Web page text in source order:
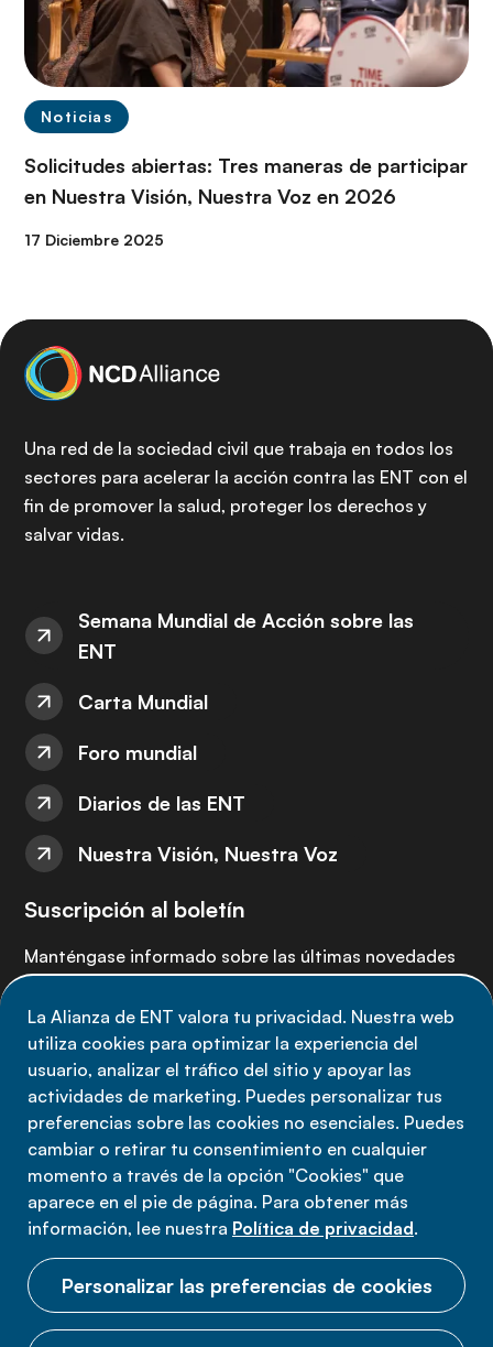
La Alianza de ENT valora tu privacidad. Nuestra web
utiliza cookies para optimizar la experiencia del
usuario, analizar el tráfico del sitio y apoyar las
actividades de marketing. Puedes personalizar tus
preferencias sobre las cookies no esenciales. Puedes
cambiar o retirar tu consentimiento en cualquier
momento a través de la opción "Cookies" que
aparece en el pie de página. Para obtener más
información, lee nuestra Política de privacidad.
Personalizar las preferencias de cookies
Noticias
Solicitudes abiertas: Tres maneras de participar
en Nuestra Visión, Nuestra Voz en 2026
17 Diciembre 2025
Una red de la sociedad civil que trabaja en todos los
sectores para acelerar la acción contra las ENT con el
fin de promover la salud, proteger los derechos y
salvar vidas.
Semana Mundial de Acción sobre las
ENT
Carta Mundial
Foro mundial
Diarios de las ENT
Nuestra Visión, Nuestra Voz
Suscripción al boletín
Manténgase informado sobre las últimas novedades
Suscríbete ahora
Política de privacidad
Términos de uso